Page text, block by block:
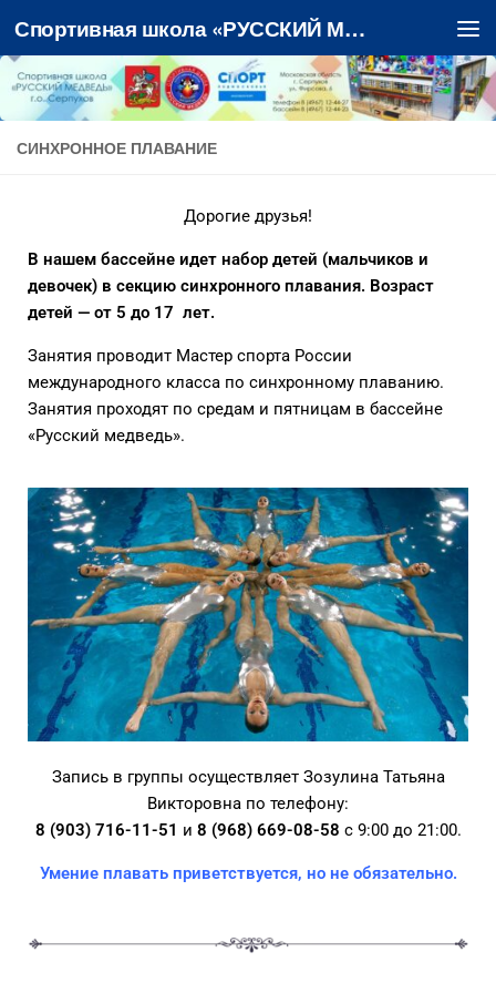
Перейти к содержимому Спортивная школа «РУССКИЙ МЕДВЕДЬ»
СИНХРОННОЕ ПЛАВАНИЕ
Дорогие друзья!
В нашем бассейне идет набор детей (мальчиков и
девочек) в секцию синхронного плавания. Возраст
детей — от 5 до 17 лет.
Занятия проводит Мастер спорта России
международного класса по синхронному плаванию.
Занятия проходят по средам и пятницам в бассейне
«Русский медведь».
Запись в группы осуществляет Зозулина Татьяна
Викторовна по телефону:
8 (903) 716-11-51 и 8 (968) 669-08-58 с 9:00 до 21:00.
Умение плавать приветствуется, но не обязательно.